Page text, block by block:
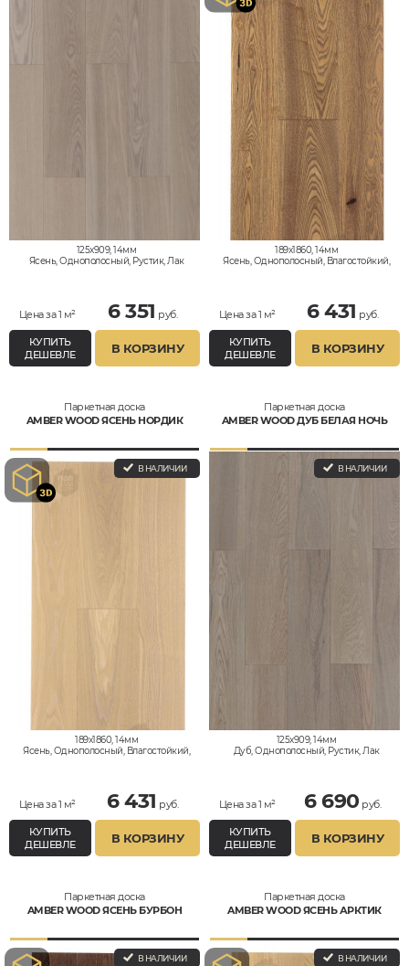
125x909, 14мм
Ясень, Однополосный, Рустик, Лак
Цена за 1 м² 6 351 руб.
КУПИТЬ
ДЕШЕВЛЕ
В КОРЗИНУ
189x1860, 14мм
Ясень, Однополосный, Влагостойкий,
Цена за 1 м² 6 431 руб.
КУПИТЬ
ДЕШЕВЛЕ
В КОРЗИНУ
Паркетная доска
AMBER WOOD ЯСЕНЬ НОРДИК
В НАЛИЧИИ
189x1860, 14мм
Ясень, Однополосный, Влагостойкий,
Цена за 1 м² 6 431 руб.
КУПИТЬ
ДЕШЕВЛЕ
В КОРЗИНУ
Паркетная доска
AMBER WOOD ДУБ БЕЛАЯ НОЧЬ
В НАЛИЧИИ
125x909, 14мм
Дуб, Однополосный, Рустик, Лак
Цена за 1 м² 6 690 руб.
КУПИТЬ
ДЕШЕВЛЕ
В КОРЗИНУ
Паркетная доска
AMBER WOOD ЯСЕНЬ БУРБОН
В НАЛИЧИИ
Паркетная доска
AMBER WOOD ЯСЕНЬ АРКТИК
В НАЛИЧИИ